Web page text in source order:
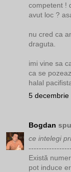
competent !
avut loc ?
nu cred ca
draguta.
imi vine sa
ca se
halal
5 decembrie
Bogdan
ce intelegi
Există
pot induce